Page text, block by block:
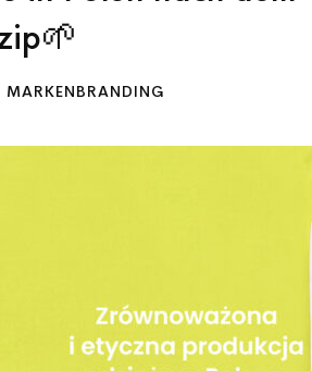
MARKENBRANDING